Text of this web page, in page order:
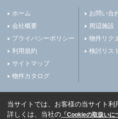
ホーム
会社概要
プライバシーポリシー
利用規約
サイトマップ
物件カタログ
お問い合
周辺施設
物件リク
検討リス
当サイトでは、お客様の当サイト
詳しくは、当社の 「Cookieの取扱いに